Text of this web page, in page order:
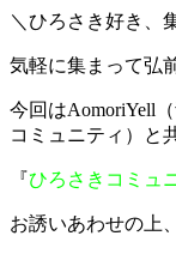
＼ひろさき好き、
気軽に集まって弘
今回はAomoriYell
コミュニティ）と
『ひろさきコミュ
お誘いあわせの上